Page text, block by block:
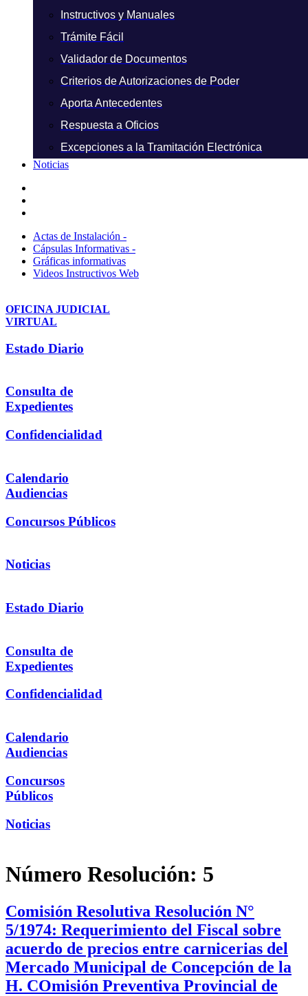
Instructivos y Manuales
Trámite Fácil
Validador de Documentos
Criterios de Autorizaciones de Poder
Aporta Antecedentes
Respuesta a Oficios
Excepciones a la Tramitación Electrónica
Noticias
Actas de Instalación -
Cápsulas Informativas -
Gráficas informativas
Videos Instructivos Web
OFICINA JUDICIAL
VIRTUAL
Estado Diario
Consulta de
Expedientes
Confidencialidad
Calendario
Audiencias
Concursos Públicos
Noticias
Estado Diario
Consulta de
Expedientes
Confidencialidad
Calendario
Audiencias
Concursos
Públicos
Noticias
Número Resolución: 5
Comisión Resolutiva Resolución N°
5/1974: Requerimiento del Fiscal sobre
acuerdo de precios entre carnicerias del
Mercado Municipal de Concepción de la
H. COmisión Preventiva Provincial de